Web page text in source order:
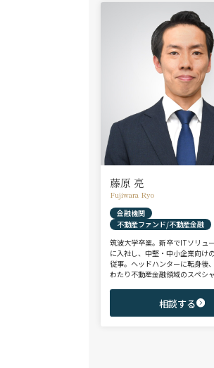
藤原 亮
Fujiwara Ryo
金融機関
不動産ファンド/不動産金融
筑波大学卒業。新卒でITソリュ
に入社し、中堅・中小企業向け
従事。ヘッドハンターに転身後
わたり不動産金融領域のスペシ
ックまで、幅広いポジションで
ご支援実績を誇る。また、首都
相談する